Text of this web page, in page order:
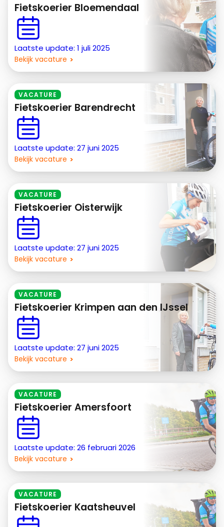
Fietskoerier Bloemendaal
Laatste update: 1 juli 2025
Bekijk vacature
VACATURE
Fietskoerier Barendrecht
Laatste update: 27 juni 2025
Bekijk vacature
VACATURE
Fietskoerier Oisterwijk
Laatste update: 27 juni 2025
Bekijk vacature
VACATURE
Fietskoerier Krimpen aan den IJssel
Laatste update: 27 juni 2025
Bekijk vacature
VACATURE
Fietskoerier Amersfoort
Laatste update: 26 februari 2026
Bekijk vacature
VACATURE
Fietskoerier Kaatsheuvel